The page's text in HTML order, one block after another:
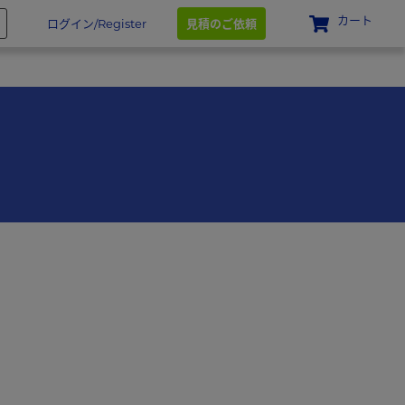
ログイン/Register 見積のご依頼 カート